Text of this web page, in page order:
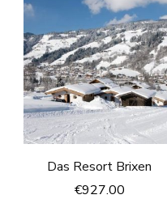
Das Resort Brixen
€927.00